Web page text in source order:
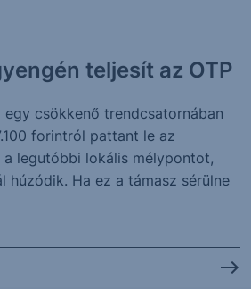
teljesít az OTP
csökkenő trendcsatornában
forintról pattant le az
legutóbbi lokális mélypontot,
húzódik. Ha ez a támasz sérülne